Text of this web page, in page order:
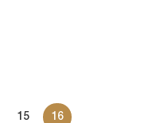
15 16